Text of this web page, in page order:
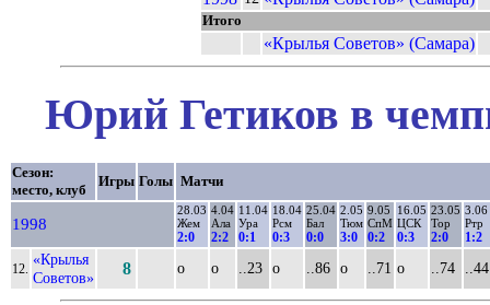
Итого
«Крылья Советов» (Самара)
Юрий Гетиков в
Сезон:
место, клуб
Игры Голы Матчи
1998
28.03
Жем
2:0
4.04
Ала
2:2
11.04
Ура
0:1
18.04
Рсм
0:3
25.04
Бал
0:0
2.05
Тюм
3:0
9.05
СпМ
0:2
16.05
ЦСК
0:3
23.05
Тор
2:0
3.06
Ртр
1:2
12.
«Крылья
Советов»
8 о о ..23 о ..86 о ..71 о ..74 ..44